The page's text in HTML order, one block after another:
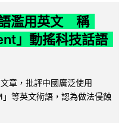
濫用英文 稱
」動搖科技話語
章，批評中國廣泛使用
等英文術語，認為做法侵蝕